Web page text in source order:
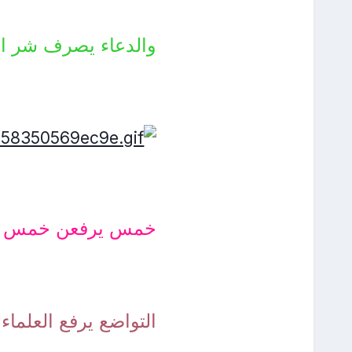
والدعاء يصرف شر
خمس يرفعن خمس
التواضع يرفع العلماء